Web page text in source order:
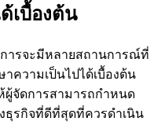
เบื้องต้น
ารจะมีหลายสถานการณ์ที่
ความเป็นไปได้เบื้องต้น
ผู้จัดการสามารถกำหนด
ธุรกิจที่ดีที่สุดที่ควรดำเนิน